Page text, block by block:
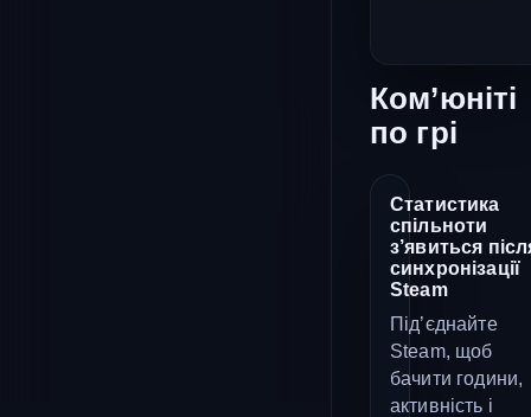
Ком’юніті
по грі
Статистика
спільноти
з’явиться
синхронізації
Steam
Під’єднайте
Steam, щоб
бачити години,
активність і